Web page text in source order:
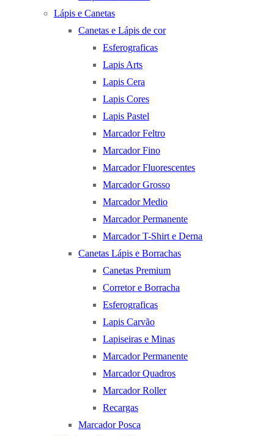
Lápis e Canetas
Canetas e Lápis de cor
Esferograficas
Lapis Arts
Lapis Cera
Lapis Cores
Lapis Pastel
Marcador Feltro
Marcador Fino
Marcador Fluorescentes
Marcador Grosso
Marcador Medio
Marcador Permanente
Marcador T-Shirt e Derna
Canetas Lápis e Borrachas
Canetas Premium
Corretor e Borracha
Esferograficas
Lapis Carvão
Lapiseiras e Minas
Marcador Permanente
Marcador Quadros
Marcador Roller
Recargas
Marcador Posca